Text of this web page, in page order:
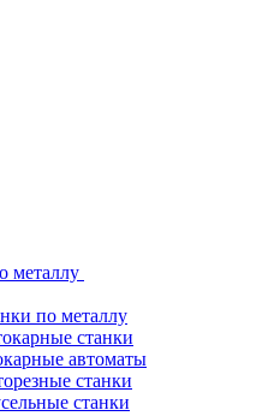
металлу
по металлу
станки
автоматы
станки
станки